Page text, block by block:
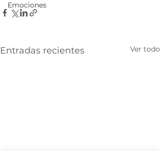
Emociones
Entradas recientes Ver todo